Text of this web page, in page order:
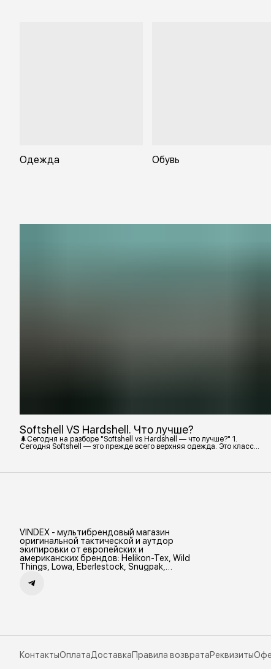
Одежда Обувь
Softshell VS Hardshell. Что лучше?
🌲Сегодня на разборе "Softshell vs Hardshell — что лучше?" 1.
Сегодня Softshell — это прежде всего верхняя одежда. Это класс
VINDEX - мультибрендовый магазин
оригинальной тактической и аутдор
экипировки от европейских и
американских брендов: Helikon-Tex, Wild
Things, Lowa, Eberlestock, Snugpak,
КонтактыОплатаДоставкаПравила возвратаРеквизиты